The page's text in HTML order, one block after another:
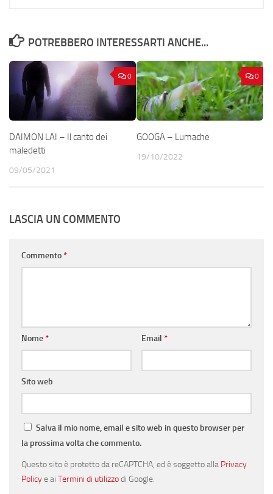
POTREBBERO INTERESSARTI ANCHE...
0
DAIMON LAI – Il canto dei
maledetti
09/05/2021
0
GOOGA – Lumache
19/10/2022
LASCIA UN COMMENTO
Commento*
Nome* Email *
Sito web
Salva il mio nome, email e sito web in questo browser per
la prossima volta che commento.
Questo sito è protetto da reCAPTCHA, ed è soggetto alla Privacy
Policye ai Termini di utilizzodi Google.